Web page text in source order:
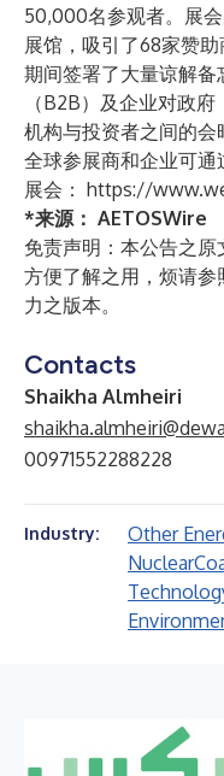
50,000名参观者。展
展馆，吸引了68家赞
期间签署了大量谅解
（B2B）及企业对政
机构与投资者之间的会
全球参展商和企业可通
展会： https://
*来源： AETOSWire
免责声明：本公告之
方便了解之用，烦请
力之版本。
Contacts
Shaikha Almheiri
00971552288228
Industry: Other
Nuclear